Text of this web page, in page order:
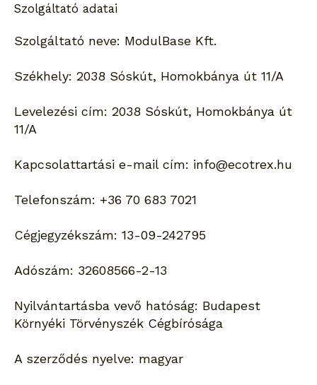
Szolgáltató adatai
Szolgáltató neve: ModulBase Kft.
Székhely: 2038 Sóskút, Homokbánya út 11/A
Levelezési cím: 2038 Sóskút, Homokbánya út
11/A
Kapcsolattartási e-mail cím: info@ecotrex.hu
Telefonszám: +36 70 683 7021
Cégjegyzékszám: 13-09-242795
Adószám: 32608566-2-13
Nyilvántartásba vevő hatóság: Budapest
Környéki Törvényszék Cégbírósága
A szerződés nyelve: magyar